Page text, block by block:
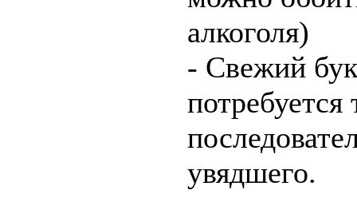
алкоголя)
- Свежий
потребуется
увядшего.